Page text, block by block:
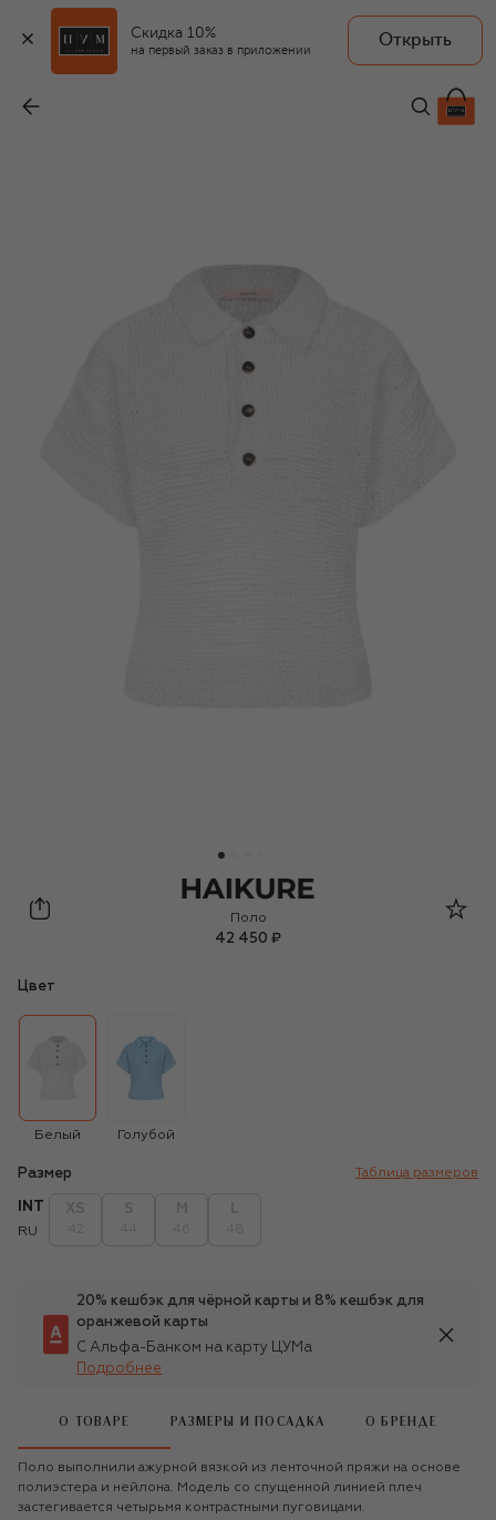
Скидка 10%
на первый заказ в приложении
Открыть
Haikure
Поло
42 450 ₽
Цвет
Белый Голубой
Размер Таблица размеров
INT
RU
20% кешбэк для чёрной карты и 8% кешбэк для
оранжевой карты
С Альфа-Банком на карту ЦУМа
Подробнее
О ТОВАРЕ РАЗМЕРЫ И ПОСАДКА О БРЕНДЕ
Поло выполнили ажурной вязкой из ленточной пряжи на основе
полиэстера и нейлона. Модель со спущенной линией плеч
застегивается четырьмя контрастными пуговицами.